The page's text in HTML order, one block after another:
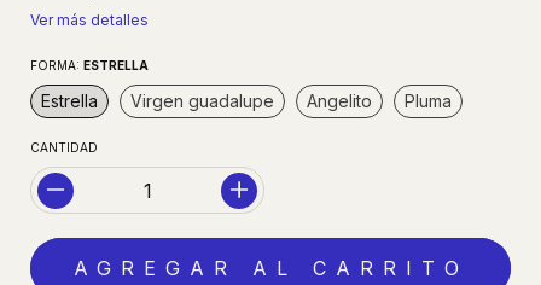
Ver más detalles
FORMA: ESTRELLA
Estrella Virgen guadalupe Angelito Pluma
CANTIDAD